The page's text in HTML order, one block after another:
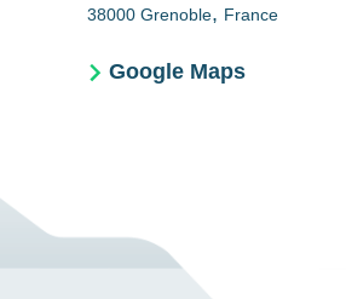
38000 Grenoble, France
Google Maps